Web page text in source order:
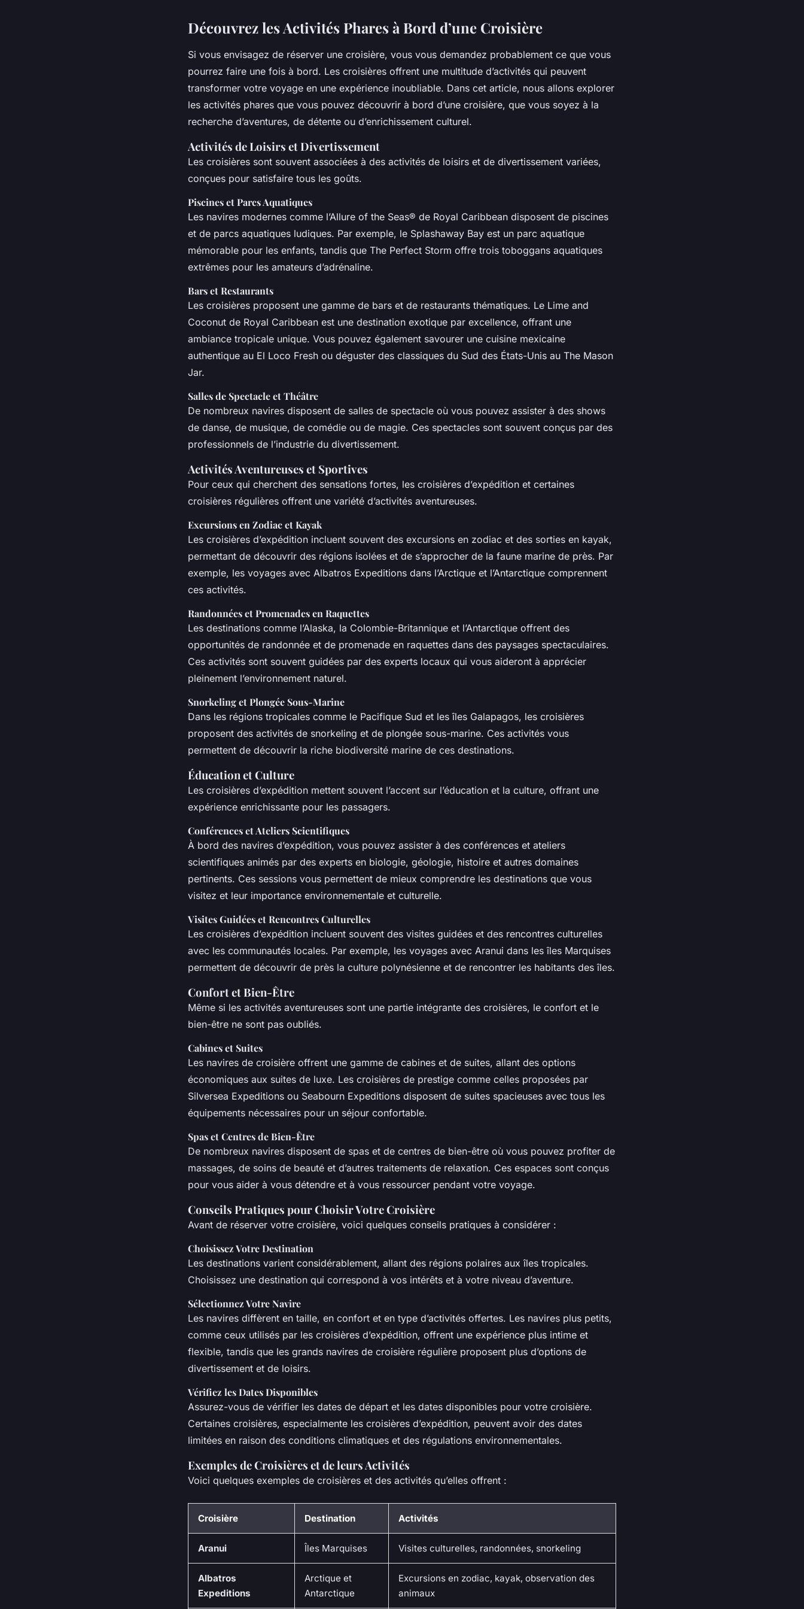
Découvrez les Activités Phares à Bord d’une Croisière
Si vous envisagez de réserver une croisière, vous vous demandez probablement ce que vous
pourrez faire une fois à bord. Les croisières offrent une multitude d’activités qui peuvent
transformer votre voyage en une expérience inoubliable. Dans cet article, nous allons explorer
les activités phares que vous pouvez découvrir à bord d’une croisière, que vous soyez à la
recherche d’aventures, de détente ou d’enrichissement culturel.
Activités de Loisirs et Divertissement
Les croisières sont souvent associées à des activités de loisirs et de divertissement variées,
conçues pour satisfaire tous les goûts.
Piscines et Parcs Aquatiques
Les navires modernes comme l’Allure of the Seas® de Royal Caribbean disposent de piscines
et de parcs aquatiques ludiques. Par exemple, le Splashaway Bay est un parc aquatique
mémorable pour les enfants, tandis que The Perfect Storm offre trois toboggans aquatiques
extrêmes pour les amateurs d’adrénaline.
Bars et Restaurants
Les croisières proposent une gamme de bars et de restaurants thématiques. Le Lime and
Coconut de Royal Caribbean est une destination exotique par excellence, offrant une
ambiance tropicale unique. Vous pouvez également savourer une cuisine mexicaine
authentique au El Loco Fresh ou déguster des classiques du Sud des États-Unis au The Mason
Jar.
Salles de Spectacle et Théâtre
De nombreux navires disposent de salles de spectacle où vous pouvez assister à des shows
de danse, de musique, de comédie ou de magie. Ces spectacles sont souvent conçus par des
professionnels de l’industrie du divertissement.
Activités Aventureuses et Sportives
Pour ceux qui cherchent des sensations fortes, les croisières d’expédition et certaines
croisières régulières offrent une variété d’activités aventureuses.
Excursions en Zodiac et Kayak
Les croisières d’expédition incluent souvent des excursions en zodiac et des sorties en kayak,
permettant de découvrir des régions isolées et de s’approcher de la faune marine de près. Par
exemple, les voyages avec Albatros Expeditions dans l’Arctique et l’Antarctique comprennent
ces activités.
Randonnées et Promenades en Raquettes
Les destinations comme l’Alaska, la Colombie-Britannique et l’Antarctique offrent des
opportunités de randonnée et de promenade en raquettes dans des paysages spectaculaires.
Ces activités sont souvent guidées par des experts locaux qui vous aideront à apprécier
pleinement l’environnement naturel.
Snorkeling et Plongée Sous-Marine
Dans les régions tropicales comme le Pacifique Sud et les îles Galapagos, les croisières
proposent des activités de snorkeling et de plongée sous-marine. Ces activités vous
permettent de découvrir la riche biodiversité marine de ces destinations.
Éducation et Culture
Les croisières d’expédition mettent souvent l’accent sur l’éducation et la culture, offrant une
expérience enrichissante pour les passagers.
Conférences et Ateliers Scientifiques
À bord des navires d’expédition, vous pouvez assister à des conférences et ateliers
scientifiques animés par des experts en biologie, géologie, histoire et autres domaines
pertinents. Ces sessions vous permettent de mieux comprendre les destinations que vous
visitez et leur importance environnementale et culturelle.
Visites Guidées et Rencontres Culturelles
Les croisières d’expédition incluent souvent des visites guidées et des rencontres culturelles
avec les communautés locales. Par exemple, les voyages avec Aranui dans les îles Marquises
permettent de découvrir de près la culture polynésienne et de rencontrer les habitants des îles.
Confort et Bien-Être
Même si les activités aventureuses sont une partie intégrante des croisières, le confort et le
bien-être ne sont pas oubliés.
Cabines et Suites
Les navires de croisière offrent une gamme de cabines et de suites, allant des options
économiques aux suites de luxe. Les croisières de prestige comme celles proposées par
Silversea Expeditions ou Seabourn Expeditions disposent de suites spacieuses avec tous les
équipements nécessaires pour un séjour confortable.
Spas et Centres de Bien-Être
De nombreux navires disposent de spas et de centres de bien-être où vous pouvez profiter de
massages, de soins de beauté et d’autres traitements de relaxation. Ces espaces sont conçus
pour vous aider à vous détendre et à vous ressourcer pendant votre voyage.
Conseils Pratiques pour Choisir Votre Croisière
Avant de réserver votre croisière, voici quelques conseils pratiques à considérer :
Choisissez Votre Destination
Les destinations varient considérablement, allant des régions polaires aux îles tropicales.
Choisissez une destination qui correspond à vos intérêts et à votre niveau d’aventure.
Sélectionnez Votre Navire
Les navires diffèrent en taille, en confort et en type d’activités offertes. Les navires plus petits,
comme ceux utilisés par les croisières d’expédition, offrent une expérience plus intime et
flexible, tandis que les grands navires de croisière régulière proposent plus d’options de
divertissement et de loisirs.
Vérifiez les Dates Disponibles
Assurez-vous de vérifier les dates de départ et les dates disponibles pour votre croisière.
Certaines croisières, especialmente les croisières d’expédition, peuvent avoir des dates
limitées en raison des conditions climatiques et des régulations environnementales.
Exemples de Croisières et de leurs Activités
Voici quelques exemples de croisières et des activités qu’elles offrent :
Croisière Destination Activités
Aranui Îles Marquises Visites culturelles, randonnées, snorkeling
Albatros
Expeditions
Arctique et
Antarctique
Excursions en zodiac, kayak, observation des
animaux